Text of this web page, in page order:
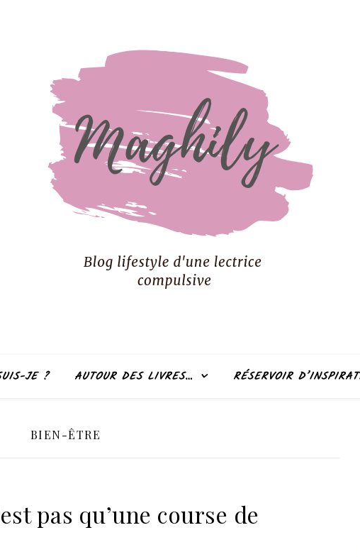
JE ? AUTOUR DES LIVRES… RÉSERVOIR
BIEN-ÊTRE
pas qu’une course de